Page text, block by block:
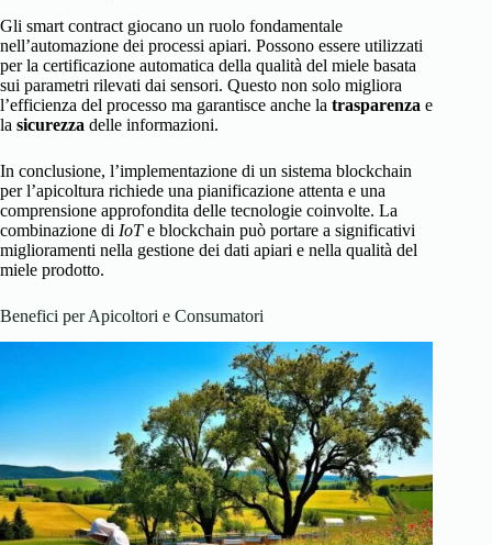
Gli smart contract giocano un ruolo fondamentale
nell’automazione dei processi apiari. Possono essere utilizzati
per la certificazione automatica della qualità del miele basata
sui parametri rilevati dai sensori. Questo non solo migliora
l’efficienza del processo ma garantisce anche la trasparenza e
la sicurezza delle informazioni.
In conclusione, l’implementazione di un sistema blockchain
per l’apicoltura richiede una pianificazione attenta e una
comprensione approfondita delle tecnologie coinvolte. La
combinazione di IoTe blockchain può portare a significativi
miglioramenti nella gestione dei dati apiari e nella qualità del
miele prodotto.
Benefici per Apicoltori e Consumatori